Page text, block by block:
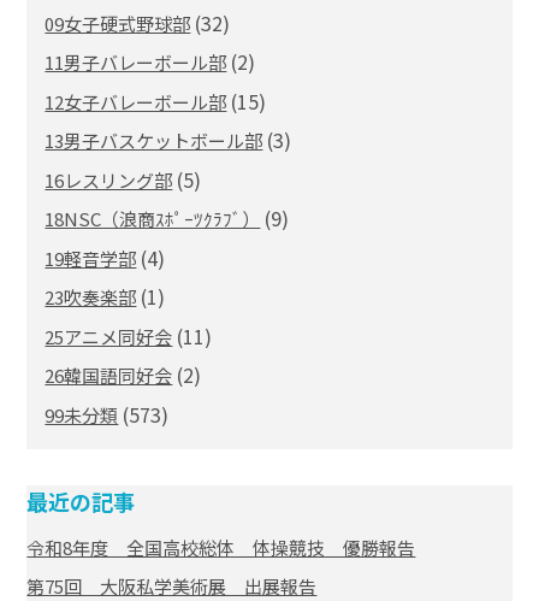
09女子硬式野球部 (32)
11男子バレーボール部 (2)
12女子バレーボール部 (15)
13男子バスケットボール部 (3)
16レスリング部 (5)
18NSC（浪商ｽﾎﾟｰﾂｸﾗﾌﾞ） (9)
19軽音学部 (4)
23吹奏楽部 (1)
25アニメ同好会 (11)
26韓国語同好会 (2)
99未分類 (573)
最近の記事
令和8年度 全国高校総体 体操競技 優勝報告
第75回 大阪私学美術展 出展報告